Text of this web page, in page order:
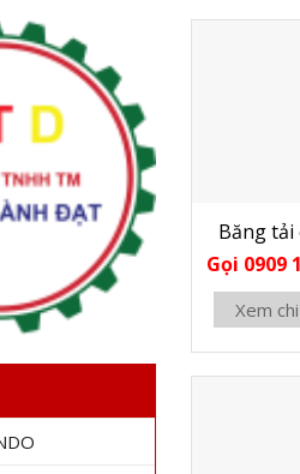
Băng tải
Gọi 0909
Xem